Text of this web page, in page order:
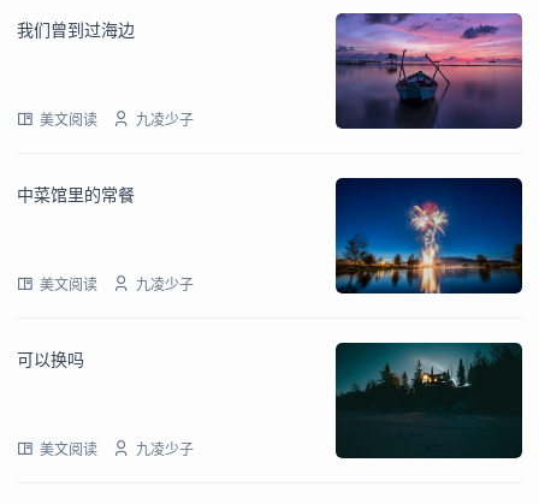
我们曾到过海边
美文阅读 九凌少子
中菜馆里的常餐
美文阅读 九凌少子
可以换吗
美文阅读 九凌少子